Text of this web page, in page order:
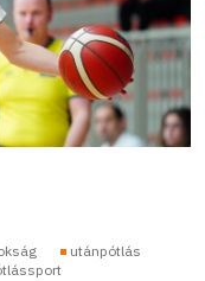
utánpótlás